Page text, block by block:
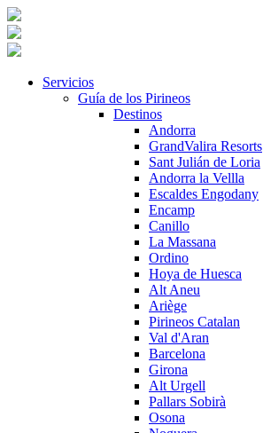
Servicios
Guía de los Pirineos
Destinos
Andorra
GrandValira Resorts
Sant Julián de Loria
Andorra la Vellla
Escaldes Engodany
Encamp
Canillo
La Massana
Ordino
Hoya de Huesca
Alt Aneu
Ariège
Pirineos Catalan
Val d'Aran
Barcelona
Girona
Alt Urgell
Pallars Sobirà
Osona